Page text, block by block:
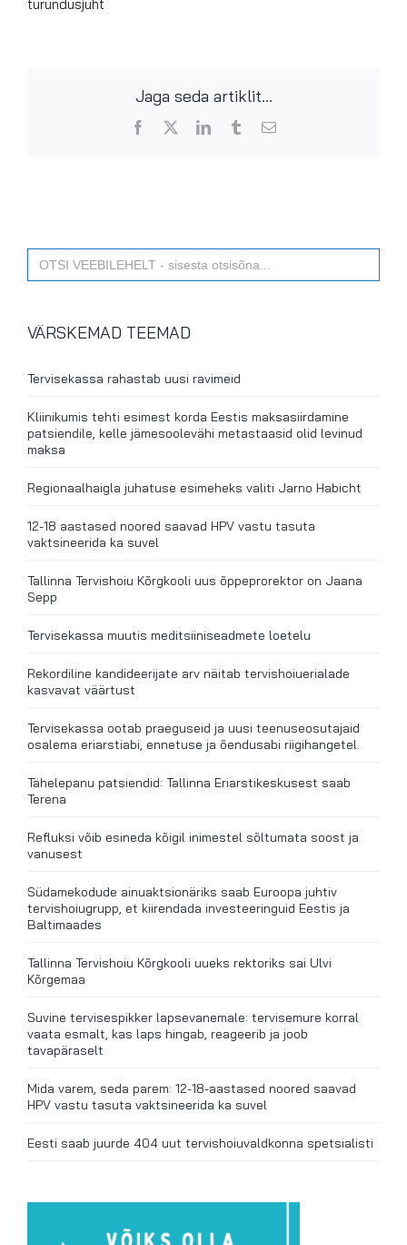
turundusjuht
Jaga seda artiklit...
Facebook LinkedInTumblrEmail
Search
for:
VÄRSKEMAD TEEMAD
Tervisekassa rahastab uusi ravimeid
Kliinikumis tehti esimest korda Eestis maksasiirdamine
patsiendile, kelle jämesoolevähi metastaasid olid levinud
maksa
Regionaalhaigla juhatuse esimeheks valiti Jarno Habicht
12-18 aastased noored saavad HPV vastu tasuta
vaktsineerida ka suvel
Tallinna Tervishoiu Kõrgkooli uus õppeprorektor on Jaana
Sepp
Tervisekassa muutis meditsiiniseadmete loetelu
Rekordiline kandideerijate arv näitab tervishoiuerialade
kasvavat väärtust
Tervisekassa ootab praeguseid ja uusi teenuseosutajaid
osalema eriarstiabi, ennetuse ja õendusabi riigihangetel.
Tähelepanu patsiendid: Tallinna Eriarstikeskusest saab
Terena
Refluksi võib esineda kõigil inimestel sõltumata soost ja
vanusest
Südamekodude ainuaktsionäriks saab Euroopa juhtiv
tervishoiugrupp, et kiirendada investeeringuid Eestis ja
Baltimaades
Tallinna Tervishoiu Kõrgkooli uueks rektoriks sai Ulvi
Kõrgemaa
Suvine tervisespikker lapsevanemale: tervisemure korral
vaata esmalt, kas laps hingab, reageerib ja joob
tavapäraselt
Mida varem, seda parem: 12-18-aastased noored saavad
HPV vastu tasuta vaktsineerida ka suvel
Eesti saab juurde 404 uut tervishoiuvaldkonna spetsialisti